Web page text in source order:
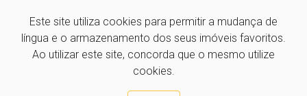
Este site utiliza cookies para permitir a mudança de
língua e o armazenamento dos seus imóveis favoritos.
Ao utilizar este site, concorda que o mesmo utilize
cookies.